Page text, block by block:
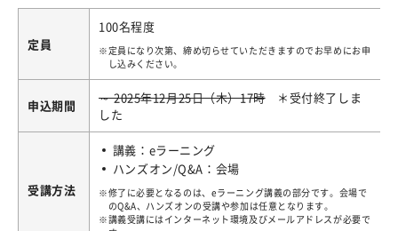
定員
100名程度
定員になり次第、締め切らせていただきますのでお早めにお申
し込みください。
申込期間 ～ 2025年12月25日（木）17時＊受付終了しま
した
受講方法
講義：eラーニング
ハンズオン/Q&A：会場
修了に必要となるのは、eラーニング講義の部分です。会場で
のQ&A、ハンズオンの受講や参加は任意となります。
講義受講にはインターネット環境及びメールアドレスが必要で